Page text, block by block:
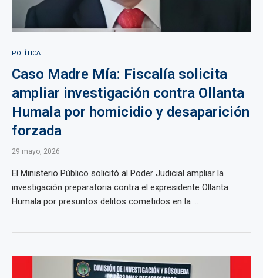
POLÍTICA
Caso Madre Mía: Fiscalía solicita
ampliar investigación contra Ollanta
Humala por homicidio y desaparición
forzada
29 mayo, 2026
El Ministerio Público solicitó al Poder Judicial ampliar la
investigación preparatoria contra el expresidente Ollanta
Humala por presuntos delitos cometidos en la ...